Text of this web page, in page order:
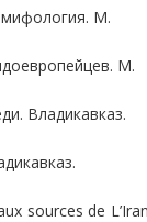
мифология. М.
М.
Владикавказ.
sources de